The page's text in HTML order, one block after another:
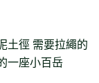
土徑 需要拉繩的
一座小百岳